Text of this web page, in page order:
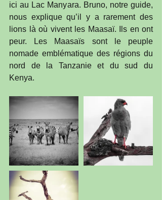
ici au Lac Manyara. Bruno, notre guide,
nous explique qu’il y a rarement des
lions là où vivent les Maasaï. Ils en ont
peur. Les Maasaïs sont le peuple
nomade emblématique des régions du
nord de la Tanzanie et du sud du
Kenya.